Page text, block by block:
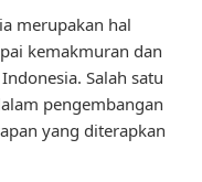
merupakan hal
kemakmuran dan
Salah satu
pengembangan
yang diterapkan